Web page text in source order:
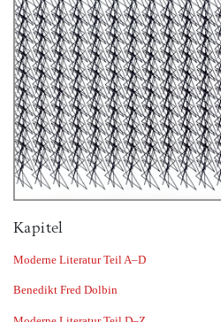
Kapitel
Moderne Literatur Teil A–D
Benedikt Fred Dolbin